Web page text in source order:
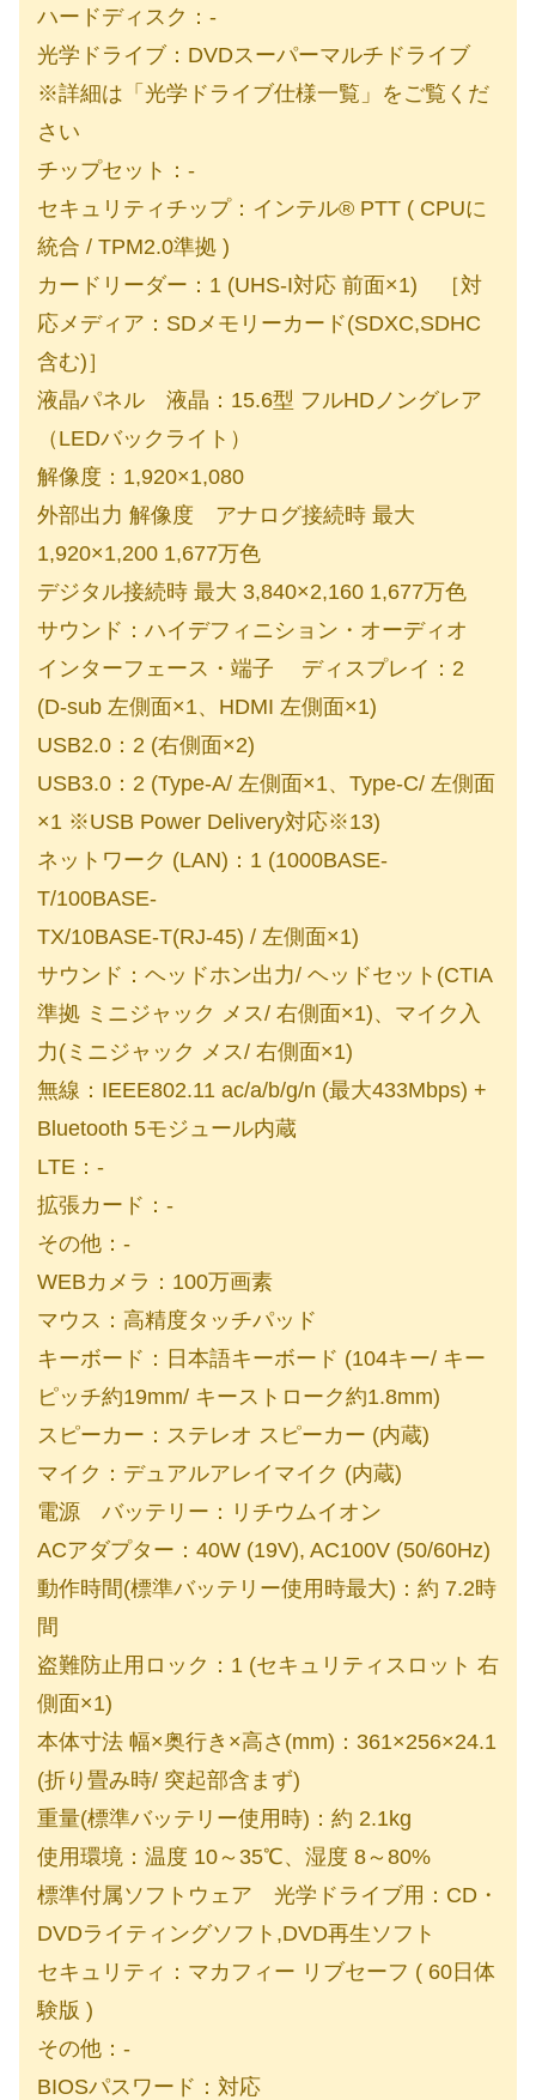
ハードディスク：-
光学ドライブ：DVDスーパーマルチドライブ
※詳細は「光学ドライブ仕様一覧」をご覧くだ
さい
チップセット：-
セキュリティチップ：インテル® PTT ( CPUに
統合 / TPM2.0準拠 )
カードリーダー：1 (UHS-I対応 前面×1) ［対
応メディア：SDメモリーカード(SDXC,SDHC
含む)］
液晶パネル 液晶：15.6型 フルHDノングレア
（LEDバックライト）
解像度：1,920×1,080
外部出力 解像度 アナログ接続時 最大
1,920×1,200 1,677万色
デジタル接続時 最大 3,840×2,160 1,677万色
サウンド：ハイデフィニション・オーディオ
インターフェース・端子 ディスプレイ：2
(D-sub 左側面×1、HDMI 左側面×1)
USB2.0：2 (右側面×2)
USB3.0：2 (Type-A/ 左側面×1、Type-C/ 左側面
×1 ※USB Power Delivery対応※13)
ネットワーク (LAN)：1 (1000BASE-
T/100BASE-
TX/10BASE-T(RJ-45) / 左側面×1)
サウンド：ヘッドホン出力/ ヘッドセット(CTIA
準拠 ミニジャック メス/ 右側面×1)、マイク入
力(ミニジャック メス/ 右側面×1)
無線：IEEE802.11 ac/a/b/g/n (最大433Mbps) +
Bluetooth 5モジュール内蔵
LTE：-
拡張カード：-
その他：-
WEBカメラ：100万画素
マウス：高精度タッチパッド
キーボード：日本語キーボード (104キー/ キー
ピッチ約19mm/ キーストローク約1.8mm)
スピーカー：ステレオ スピーカー (内蔵)
マイク：デュアルアレイマイク (内蔵)
電源 バッテリー：リチウムイオン
ACアダプター：40W (19V), AC100V (50/60Hz)
動作時間(標準バッテリー使用時最大)：約 7.2時
間
盗難防止用ロック：1 (セキュリティスロット 右
側面×1)
本体寸法 幅×奥行き×高さ(mm)：361×256×24.1
(折り畳み時/ 突起部含まず)
重量(標準バッテリー使用時)：約 2.1kg
使用環境：温度 10～35℃、湿度 8～80%
標準付属ソフトウェア 光学ドライブ用：CD・
DVDライティングソフト,DVD再生ソフト
セキュリティ：マカフィー リブセーフ ( 60日体
験版 )
その他：-
BIOSパスワード：対応